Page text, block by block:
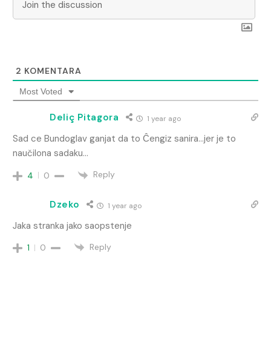
2 KOMENTARA
Most Voted
Deliç Pitagora 1 year ago
Sad ce Bundoglav ganjat da to Ĉengiz sanira…jer je to
naučilona sadaku…
4 0 Reply
Dzeko 1 year ago
Jaka stranka jako saopstenje
1 0 Reply